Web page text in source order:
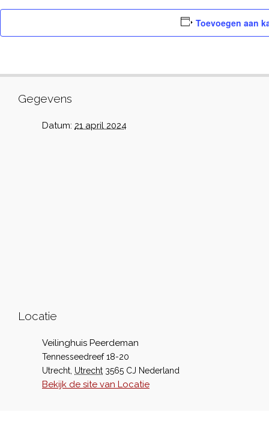
Toevoegen aan
Gegevens
Datum: 21 april 2024
Locatie
Veilinghuis Peerdeman
Tennesseedreef 18-20
Utrecht Utrecht 3565 CJ Nederland
Bekijk de site van Locatie